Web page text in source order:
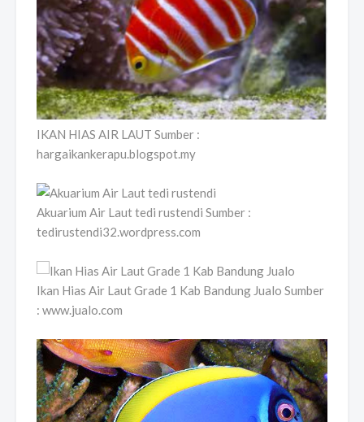
IKAN HIAS AIR LAUT Sumber :
hargaikankerapu.blogspot.my
Akuarium Air Laut tedi rustendi Sumber :
tedirustendi32.wordpress.com
Ikan Hias Air Laut Grade 1 Kab Bandung Jualo Sumber
: www.jualo.com